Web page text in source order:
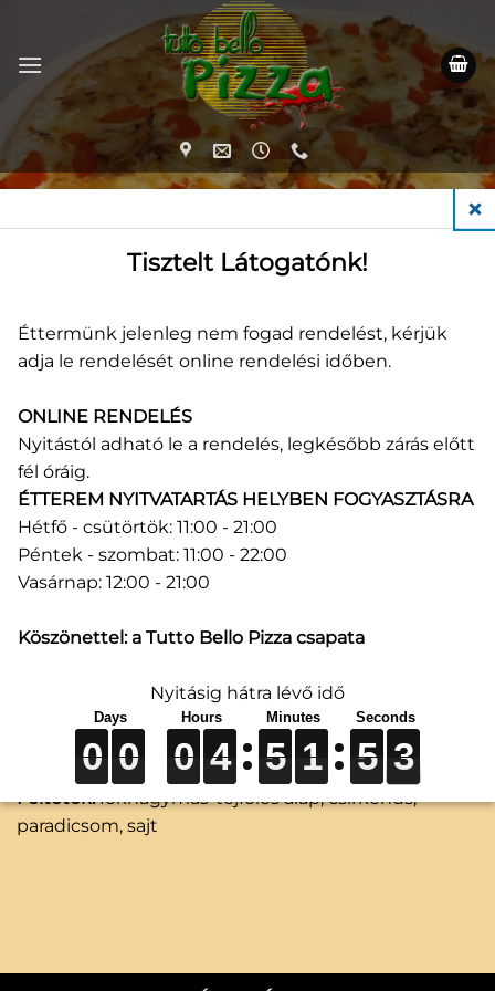
content
KEZDŐLAP / PIZZÁK (50 CM)
50 cm
25. Verti (50 cm)
6 790Ft
Feltétek:fokhagymás-tejfölös alap, csirkehús,
paradicsom, sajt
Tisztelt Látogatónk!
Éttermünk jelenleg nem fogad rendelést, kérjük
adja le rendelését online rendelési időben.
ONLINE RENDELÉS
Nyitástól adható le a rendelés, legkésőbb zárás előtt
fél óráig.
ÉTTEREM NYITVATARTÁS HELYBEN FOGYASZTÁSRA
Hétfő - csütörtök: 11:00 - 21:00
Péntek - szombat: 11:00 - 22:00
Vasárnap: 12:00 - 21:00
Köszönettel: a Tutto Bello Pizza csapata
Nyitásig hátra lévő idő
0
0
0
0 0
0
0
0 0
0
0
0 4
4
4
4 5
5
5
5 1
1
1
1 5
5
5
5 3
3
3
3